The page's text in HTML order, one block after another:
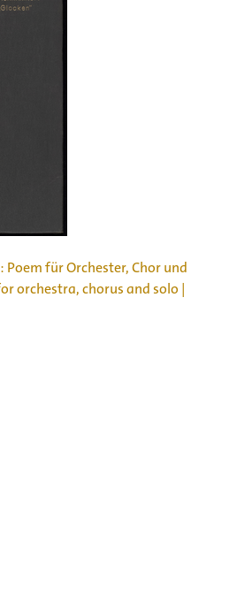
Poem für Orchester, Chor und
orchestra, chorus and solo |